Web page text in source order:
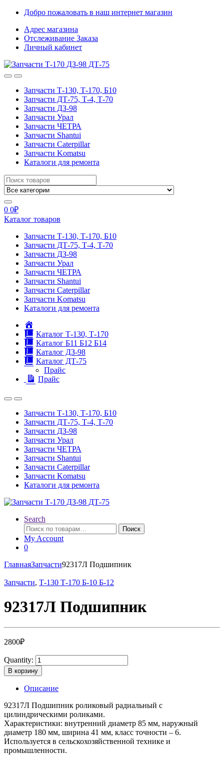
Skip
navigation
Skip
content
Добро пожаловать в наш интернет магазин
Адрес магазина
Отслеживание Заказа
Личный кабинет
Запчасти Т-130, Т-170, Б10
Запчасти ДТ-75, Т-4, Т-70
Запчасти ДЗ-98
Запчасти Урал
Запчасти ЧЕТРА
Запчасти Shantui
Запчасти Caterpillar
Запчасти Komatsu
Каталоги для ремонта
Search
for:
0 0₽
Каталог товаров
Запчасти Т-130, Т-170, Б10
Запчасти ДТ-75, Т-4, Т-70
Запчасти ДЗ-98
Запчасти Урал
Запчасти ЧЕТРА
Запчасти Shantui
Запчасти Caterpillar
Запчасти Komatsu
Каталоги для ремонта
Каталог Т-130, Т-170
Каталог Б11 Б12 Б14
Каталог ДЗ-98
Каталог ДТ-75
Прайс
Прайс
Запчасти Т-130, Т-170, Б10
Запчасти ДТ-75, Т-4, Т-70
Запчасти ДЗ-98
Запчасти Урал
Запчасти ЧЕТРА
Запчасти Shantui
Запчасти Caterpillar
Запчасти Komatsu
Каталоги для ремонта
Search
Искать:
Поиск
My Account
0
ГлавнаяЗапчасти92317Л Подшипник
Запчасти, Т-130 Т-170 Б-10 Б-12
92317Л Подшипник
2800₽
Quantity:
В корзину
Описание
92317Л Подшипник роликовый радиальный с
цилиндрическими роликами.
Характеристики: внутренний диаметр 85 мм, наружный
диаметр 180 мм, ширина 41 мм, класс точности – 6.
Используется в сельскохозяйственной технике и
промышленности.